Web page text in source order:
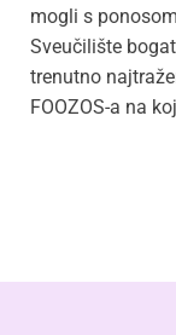
mogli s
Sveučilište
trenutno
FOOZOS-a na